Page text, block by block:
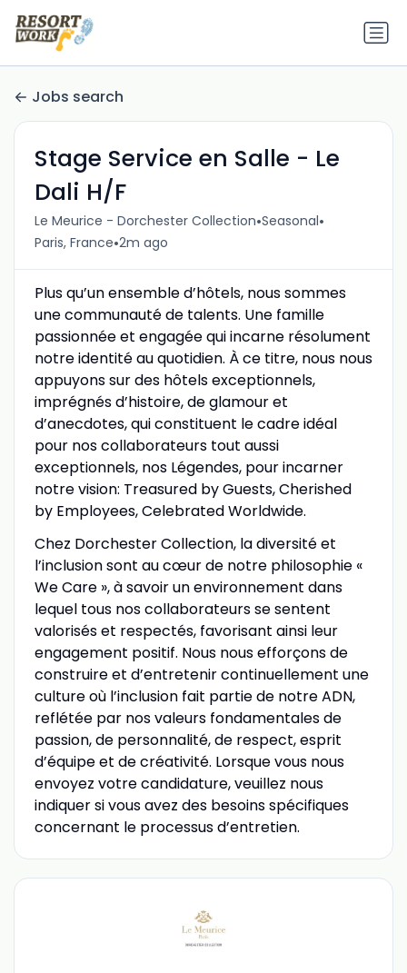
Jobs search
Stage Service en Salle - Le
Dali H/F
Le Meurice - Dorchester Collection•Seasonal•
Paris, France•2m ago
Plus qu’un ensemble d’hôtels, nous sommes
une communauté de talents. Une famille
passionnée et engagée qui incarne résolument
notre identité au quotidien. À ce titre, nous nous
appuyons sur des hôtels exceptionnels,
imprégnés d’histoire, de glamour et
d’anecdotes, qui constituent le cadre idéal
pour nos collaborateurs tout aussi
exceptionnels, nos Légendes, pour incarner
notre vision: Treasured by Guests, Cherished
by Employees, Celebrated Worldwide.
Chez Dorchester Collection, la diversité et
l’inclusion sont au cœur de notre philosophie «
We Care », à savoir un environnement dans
lequel tous nos collaborateurs se sentent
valorisés et respectés, favorisant ainsi leur
engagement positif. Nous nous efforçons de
construire et d’entretenir continuellement une
culture où l’inclusion fait partie de notre ADN,
reflétée par nos valeurs fondamentales de
passion, de personnalité, de respect, esprit
d’équipe et de créativité. Lorsque vous nous
envoyez votre candidature, veuillez nous
indiquer si vous avez des besoins spécifiques
concernant le processus d’entretien.